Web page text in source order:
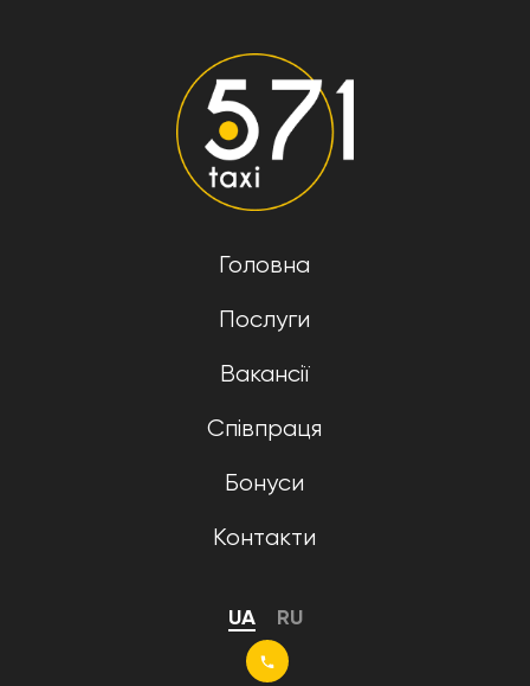
Головна
Послуги
Вакансії
Співпраця
Бонуси
Контакти
UA RU